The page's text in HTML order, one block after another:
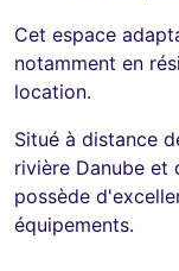
Cet espace
notamment en
location.
Situé à distance
rivière Danube et
possède
équipements.